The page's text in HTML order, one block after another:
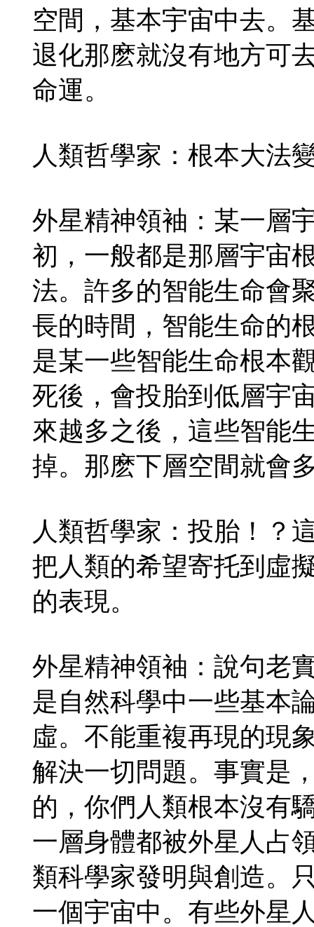
空間，基本宇宙中去。
退化那麽就沒有地方可
命運。
人類哲學家：根本大法
外星精神領袖：某一層
初，一般都是那層宇宙
法。許多的智能生命會
長的時間，智能生命的
是某一些智能生命根本
死後，會投胎到低層宇
來越多之後，這些智能
掉。那麽下層空間就會
人類哲學家：投胎！？
把人類的希望寄托到虛
的表現。
外星精神領袖：說句老
是自然科學中一些基本
虛。不能重複再現的現
解決一切問題。事實是
的，你們人類根本沒有
一層身體都被外星人占
類科學家發明與創造。
一個宇宙中。有些外星